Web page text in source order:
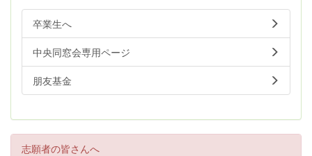
卒業生へ
中央同窓会専用ページ
朋友基金
志願者の皆さんへ